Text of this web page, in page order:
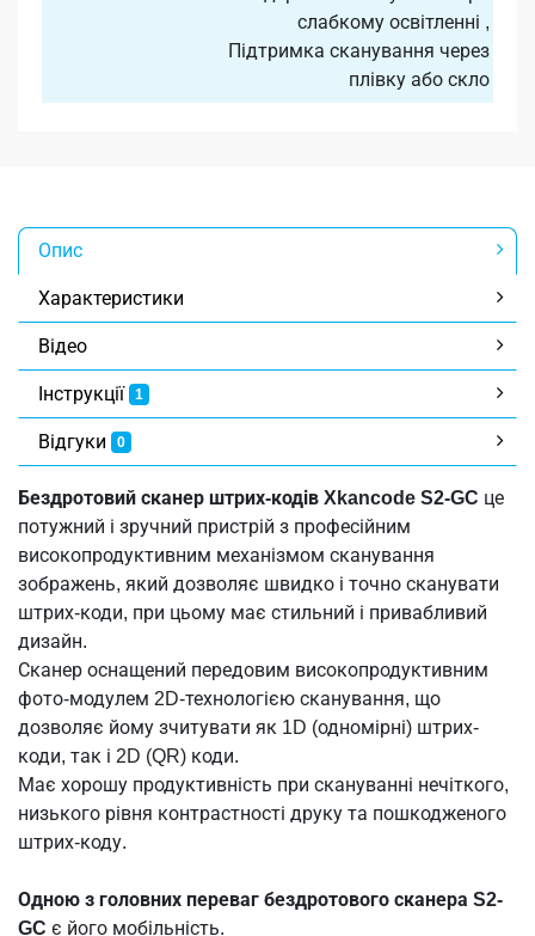
слабкому освітленні ,
Підтримка сканування через
плівку або скло
Опис
Характеристики
Відео
Інструкції 1
Відгуки 0
Бездротовий сканер штрих-кодів Xkancode S2-GC це
потужний і зручний пристрій з професійним
високопродуктивним механізмом сканування
зображень, який дозволяє швидко і точно сканувати
штрих-коди, при цьому має стильний і привабливий
дизайн.
Сканер оснащений передовим високопродуктивним
фото-модулем 2D-технологією сканування, що
дозволяє йому зчитувати як 1D (одномірні) штрих-
коди, так і 2D (QR) коди.
Має хорошу продуктивність при скануванні нечіткого,
низького рівня контрастності друку та пошкодженого
штрих-коду.
Одною з головних переваг бездротового сканера S2-
GC є його мобільність.